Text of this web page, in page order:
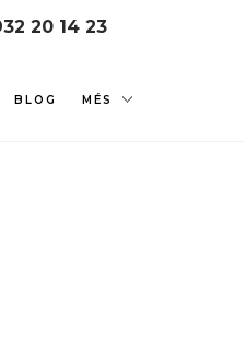
20 14 23
BLOG MÉS